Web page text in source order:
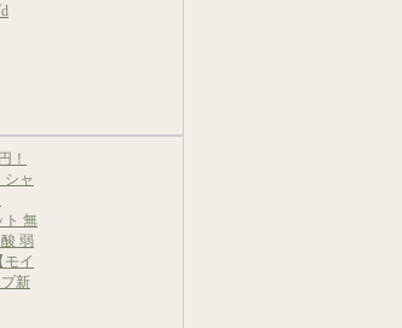
！
シャ
ト 無
弱
イ
新